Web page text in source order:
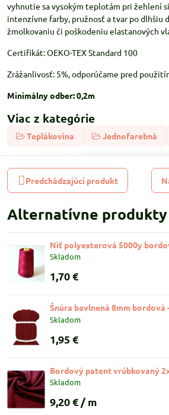
vyhnutie sa vysokým teplotám pri žehlení
intenzívne farby, pružnosť a tvar po dlhšiu
žmolkovaniu či poškodeniu elastanových
Certifikát: OEKO-TEX Standard 100
Zrážanlivosť: 5%, odporúčame pred
Minimálny odber: 0,2m
Viac z kategórie
Teplákovina Jednofarebná
Predchádzajúci produkt
Alternatívne produkty
Niť polyesterová 5000y
Skladom
1,70 €
Šnúra bavlnená 8mm bordová
Skladom
1,95 €
Bordový patent vrúbkovaný
Skladom
9,20 € / m